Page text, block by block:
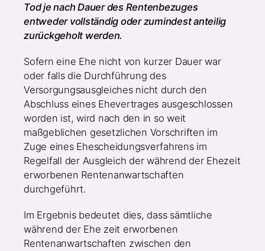
Tod je nach Dauer des Rentenbezuges
entweder vollständig oder zumindest anteilig
zurückgeholt werden.
Sofern eine Ehe nicht von kurzer Dauer war
oder falls die Durchführung des
Versorgungsausgleiches nicht durch den
Abschluss eines Ehevertrages ausgeschlossen
worden ist, wird nach den in so weit
maßgeblichen gesetzlichen Vorschriften im
Zuge eines Ehescheidungsverfahrens im
Regelfall der Ausgleich der während der Ehezeit
erworbenen Rentenanwartschaften
durchgeführt.
Im Ergebnis bedeutet dies, dass sämtliche
während der Ehe zeit erworbenen
Rentenanwartschaften zwischen den